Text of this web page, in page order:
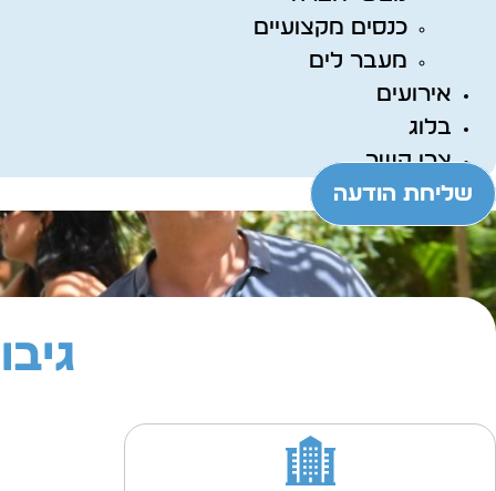
כנסים מקצועיים
מעבר לים
אירועים
בלוג
צרו קשר
שליחת הודעה